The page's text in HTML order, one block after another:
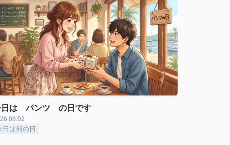
日は パンツ の日です
日は何の日